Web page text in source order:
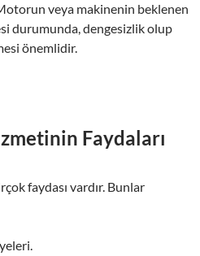
veya makinenin beklenen
durumunda, dengesizlik olup
önemlidir.
Faydaları
faydası vardır. Bunlar